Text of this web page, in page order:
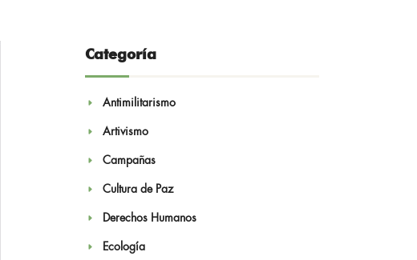
Categoría
Antimilitarismo
Artivismo
Campañas
Cultura de Paz
Derechos Humanos
Ecología